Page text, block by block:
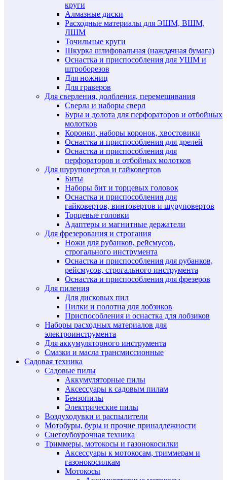
круги
Алмазные диски
Расходные материалы для ЭШМ, ВШМ,
ЛШМ
Точильные круги
Шкурка шлифовальная (наждачная бумага)
Оснастка и приспособления для УШМ и
штроборезов
Для ножниц
Для граверов
Для сверления, долбления, перемешивания
Сверла и наборы сверл
Буры и долота для перфораторов и отбойных
молотков
Коронки, наборы коронок, хвостовики
Оснастка и приспособления для дрелей
Оснастка и приспособления для
перфораторов и отбойных молотков
Для шуруповертов и гайковертов
Биты
Наборы бит и торцевых головок
Оснастка и приспособления для
гайковертов, винтовертов и шуруповертов
Торцевые головки
Адаптеры и магнитные держатели
Для фрезерования и строгания
Ножи для рубанков, рейсмусов,
строгального инструмента
Оснастка и приспособления для рубанков,
рейсмусов, строгального инструмента
Оснастка и приспособления для фрезеров
Для пиления
Для дисковых пил
Пилки и полотна для лобзиков
Приспособления и оснастка для лобзиков
Наборы расходных материалов для
электроинструмента
Для аккумуляторного инструмента
Смазки и масла трансмиссионные
Садовая техника
Садовые пилы
Аккумуляторные пилы
Аксессуары к садовым пилам
Бензопилы
Электрические пилы
Воздуходувки и распылители
Мотобуры, буры и прочие принадлежности
Снегоубоурочная техника
Триммеры, мотокосы и газонокосилки
Аксессуары к мотокосам, триммерам и
газонокосилкам
Мотокосы